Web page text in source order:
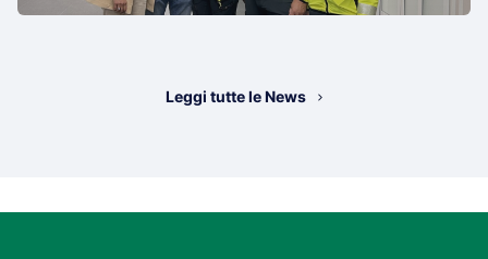
Leggi tutte le News